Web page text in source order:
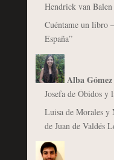
Hendrick van Balen
Cuéntame un libro
España”
Alba
Josefa de Óbidos y
Luisa de Morales y
de Juan de Valdés